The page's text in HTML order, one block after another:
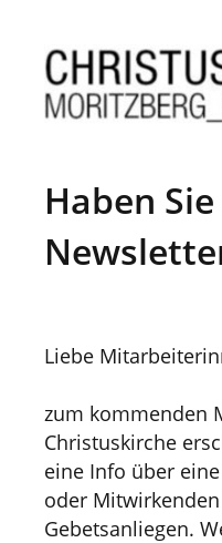
Haben
Liebe
zum kommenden
Christuskirche
eine Info über
oder
Gebetsanliegen.